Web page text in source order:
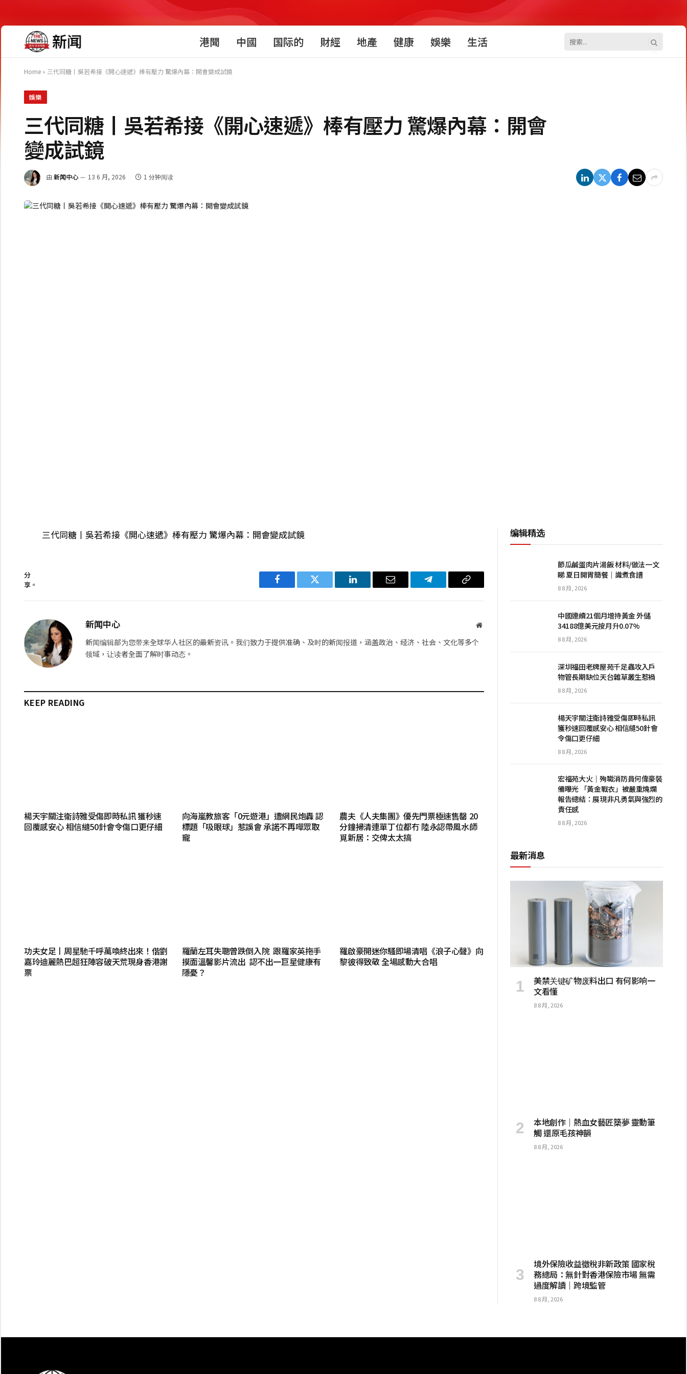
港聞 中國 国际的 財經 地產 健康 娛樂 生活
Home » 三代同糖丨吳若希接《開心速遞》棒有壓力 驚爆內幕：開會變成試鏡
娛樂
三代同糖丨吳若希接《開心速遞》棒有壓力 驚爆內幕：開會
變成試鏡
由 新闻中心 13 6 月, 2026 1 分钟阅读
三代同糖丨吳若希接《開心速遞》棒有壓力 驚爆內幕：開會變成試鏡
分
享。
Facebook Twitter LinkedIn 电
Telegram 复
新闻中心
网
新闻编辑部为您带来全球华人社区的最新资讯。我们致力于提供准确、及时的新闻报道，涵盖政治、经济、社会、文化等多个
领域，让读者全面了解时事动态。
KEEP READING
楊天宇關注衛詩雅受傷即時私訊 獲秒速
回覆感安心 相信縫50針會令傷口更仔細
向海嵐教旅客「0元遊港」遭網民炮轟 認
標題「吸眼球」惹誤會 承諾不再嘩眾取
寵
農夫《人夫集團》優先門票極速售罄 20
分鐘掃清連單丁位都冇 陸永認帶風水師
覓新居：交俾太太搞
功夫女足丨周星馳千呼萬喚終出來！偕劉
嘉玲迪麗熱巴超狂陣容破天荒現身香港謝
票
羅蘭左耳失聰曾跌倒入院 跟羅家英拖手
摸面溫馨影片流出 認不出一巨星健康有
隱憂？
羅啟豪開迷你騷即場清唱《浪子心聲》向
黎彼得致敬 全場感動大合唱
编辑精选
節瓜鹹蛋肉片湯飯 材料/做法一文
睇 夏日開胃簡餐｜識煮食譜
8 8 月, 2026
中國連續21個月增持黃金 外儲
34188億美元按月升0.07%
8 8 月, 2026
深圳福田老牌屋苑千足蟲攻入戶
物管長期缺位天台雜草叢生惹禍
8 8 月, 2026
楊天宇關注衛詩雅受傷即時私訊
獲秒速回覆感安心 相信縫50針會
令傷口更仔細
8 8 月, 2026
宏福苑大火｜殉職消防員何偉豪裝
備曝光 「黃金戰衣」被嚴重燒爛
報告總結：展現非凡勇氣與強烈的
責任感
8 8 月, 2026
最新消息
美禁关键矿物废料出口 有何影响一
文看懂
8 8 月, 2026
本地創作｜熱血女藝匠築夢 靈動筆
觸 還原毛孩神韻
8 8 月, 2026
境外保險收益徵稅非新政策 國家稅
務總局：無針對香港保險市場 無需
過度解讀｜跨境監管
8 8 月, 2026